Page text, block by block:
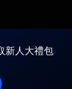
新人大禮包